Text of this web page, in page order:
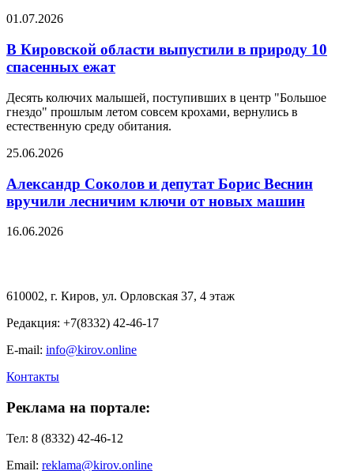
01.07.2026
В Кировской области выпустили в природу 10
спасенных ежат
Десять колючих малышей, поступивших в центр "Большое
гнездо" прошлым летом совсем крохами, вернулись в
естественную среду обитания.
25.06.2026
Александр Соколов и депутат Борис Веснин
вручили лесничим ключи от новых машин
16.06.2026
610002, г. Киров, ул. Орловская 37, 4 этаж
Редакция: +7(8332) 42-46-17
E-mail: info@kirov.online
Контакты
Реклама на портале:
Тел: 8 (8332) 42-46-12
Email: reklama@kirov.online